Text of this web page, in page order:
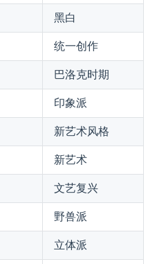
黑白
统一创作
巴洛克时期
印象派
新艺术风格
新艺术
文艺复兴
野兽派
立体派